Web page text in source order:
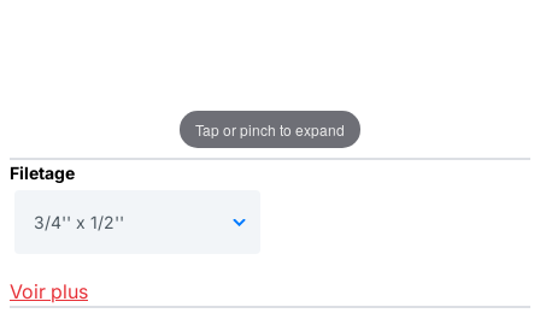
Tap or pinch to expand
Voir plus
Filetage